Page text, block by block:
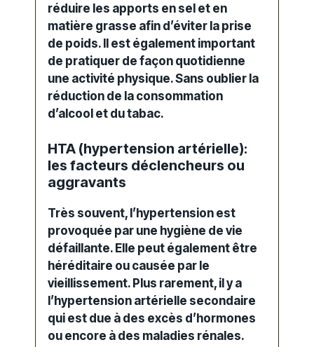
réduire les apports en sel et en
matière grasse afin d’éviter la prise
de poids. Il est également important
de pratiquer de façon quotidienne
une activité physique. Sans oublier la
réduction de la consommation
d’alcool et du tabac.
HTA (hypertension artérielle):
les facteurs déclencheurs ou
aggravants
Très souvent, l’hypertension est
provoquée par une hygiène de vie
défaillante. Elle peut également être
héréditaire ou causée par le
vieillissement. Plus rarement, il y a
l’hypertension artérielle secondaire
qui est due à des excès d’hormones
ou encore à des maladies rénales.